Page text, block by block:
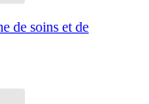
de soins et de